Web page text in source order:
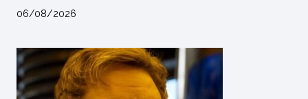
06/08/2026